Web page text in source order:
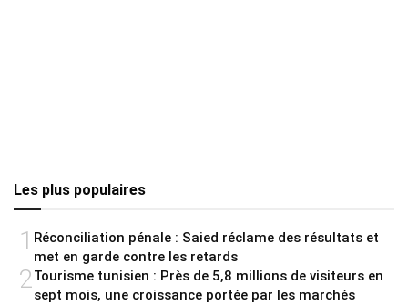
Les plus populaires
1 Réconciliation pénale : Saied réclame des résultats et
met en garde contre les retards
2Tourisme tunisien : Près de 5,8 millions de visiteurs en
sept mois, une croissance portée par les marchés